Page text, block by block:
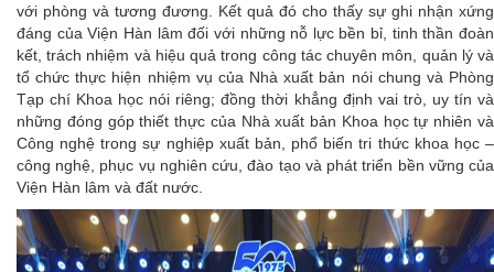
với phòng và tương đương. Kết quả đó cho thấy sự ghi nhận xứng
đáng của Viện Hàn lâm đối với những nỗ lực bền bỉ, tinh thần đoàn
kết, trách nhiệm và hiệu quả trong công tác chuyên môn, quản lý và
tổ chức thực hiện nhiệm vụ của Nhà xuất bản nói chung và Phòng
Tạp chí Khoa học nói riêng; đồng thời khẳng định vai trò, uy tín và
những đóng góp thiết thực của Nhà xuất bản Khoa học tự nhiên và
Công nghệ trong sự nghiệp xuất bản, phổ biến tri thức khoa học –
công nghệ, phục vụ nghiên cứu, đào tạo và phát triển bền vững của
Viện Hàn lâm và đất nước.